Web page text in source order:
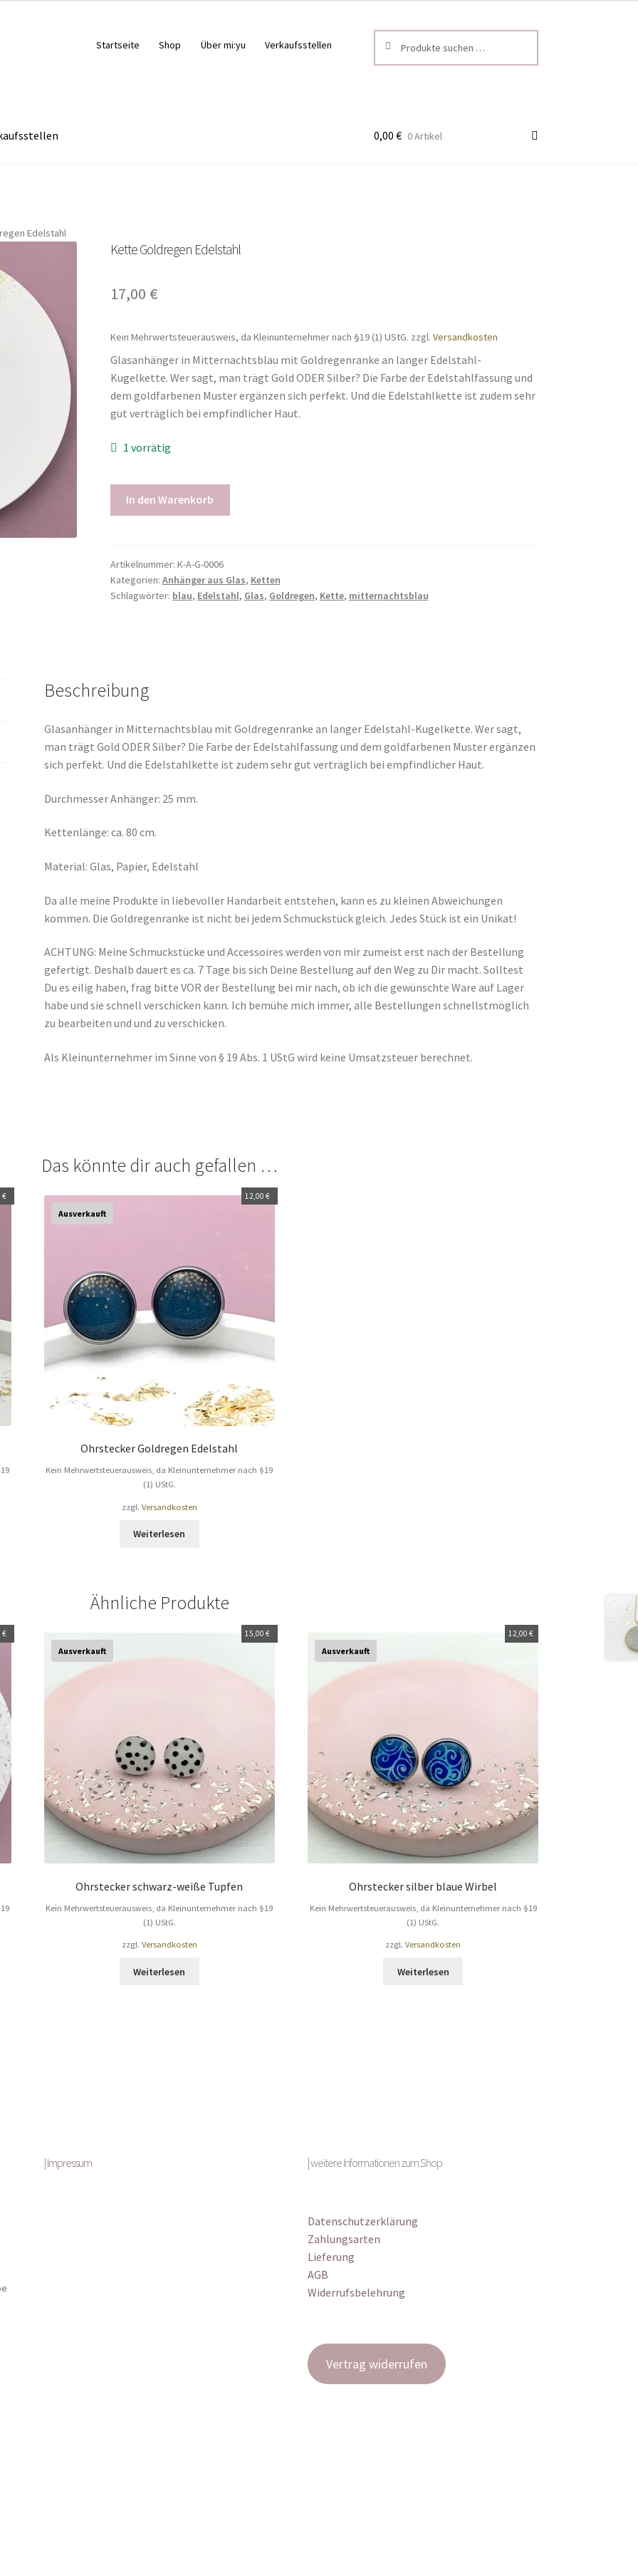
Startseite Shop Über mi:yu Verkaufsstellen
nach:
0,00 € 0 Artikel
Edelstahl
Kette Goldregen Edelstahl
17,00 €
Kein Mehrwertsteuerausweis, da Kleinunternehmer nach §19 (1) UStG. zzgl. Versandkosten
Glasanhänger in Mitternachtsblau mit Goldregenranke an langer Edelstahl-
Kugelkette. Wer sagt, man trägt Gold ODER Silber? Die Farbe der Edelstahlfassung und
dem goldfarbenen Muster ergänzen sich perfekt. Und die Edelstahlkette ist zudem sehr
gut verträglich bei empfindlicher Haut.
1 vorrätig
In den Warenkorb
Artikelnummer: K-A-G-0006
Kategorien: Anhänger aus Glas, Ketten
Schlagwörter: blau, Edelstahl, Glas, Goldregen, Kette, mitternachtsblau
Beschreibung
Glasanhänger in Mitternachtsblau mit Goldregenranke an langer Edelstahl-Kugelkette. Wer sagt,
man trägt Gold ODER Silber? Die Farbe der Edelstahlfassung und dem goldfarbenen Muster ergänzen
sich perfekt. Und die Edelstahlkette ist zudem sehr gut verträglich bei empfindlicher Haut.
Durchmesser Anhänger: 25 mm.
Kettenlänge: ca. 80 cm.
Material: Glas, Papier, Edelstahl
Da alle meine Produkte in liebevoller Handarbeit entstehen, kann es zu kleinen Abweichungen
kommen. Die Goldregenranke ist nicht bei jedem Schmuckstück gleich. Jedes Stück ist ein Unikat!
ACHTUNG: Meine Schmuckstücke und Accessoires werden von mir zumeist erst nach der Bestellung
gefertigt. Deshalb dauert es ca. 7 Tage bis sich Deine Bestellung auf den Weg zu Dir macht. Solltest
Du es eilig haben, frag bitte VOR der Bestellung bei mir nach, ob ich die gewünschte Ware auf Lager
habe und sie schnell verschicken kann. Ich bemühe mich immer, alle Bestellungen schnellstmöglich
zu bearbeiten und und zu verschicken.
Als Kleinunternehmer im Sinne von § 19 Abs. 1 UStG wird keine Umsatzsteuer berechnet.
Das könnte dir auch gefallen …
€
Ausverkauft
Ohrstecker Goldregen Edelstahl
12,00€
Kein Mehrwertsteuerausweis, da Kleinunternehmer nach §19
(1) UStG.
zzgl. Versandkosten
Weiterlesen
Ähnliche Produkte
€
Ausverkauft
Ohrstecker schwarz-weiße Tupfen
15,00€
Kein Mehrwertsteuerausweis, da Kleinunternehmer nach §19
(1) UStG.
zzgl. Versandkosten
Weiterlesen
Ausverkauft
Ohrstecker silber blaue Wirbel
12,00€
Kein Mehrwertsteuerausweis, da Kleinunternehmer nach §19
(1) UStG.
zzgl.Versandkosten
Weiterlesen
|Impressum | weitere Informationen zum Shop
Datenschutzerklärung
Zahlungsarten
Lieferung
AGB
Widerrufsbelehrung
Vertrag widerrufen